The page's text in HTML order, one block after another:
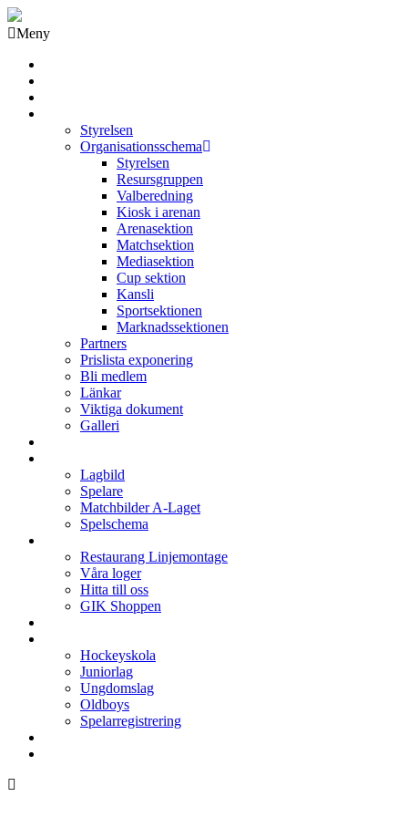
Meny
Styrelsen
Organisationsschema
Styrelsen
Resursgruppen
Valberedning
Kiosk i arenan
Arenasektion
Matchsektion
Mediasektion
Cup sektion
Kansli
Sportsektionen
Marknadssektionen
Partners
Prislista exponering
Bli medlem
Länkar
Viktiga dokument
Galleri
Lagbild
Spelare
Matchbilder A-Laget
Spelschema
Restaurang Linjemontage
Våra loger
Hitta till oss
GIK Shoppen
Hockeyskola
Juniorlag
Ungdomslag
Oldboys
Spelarregistrering